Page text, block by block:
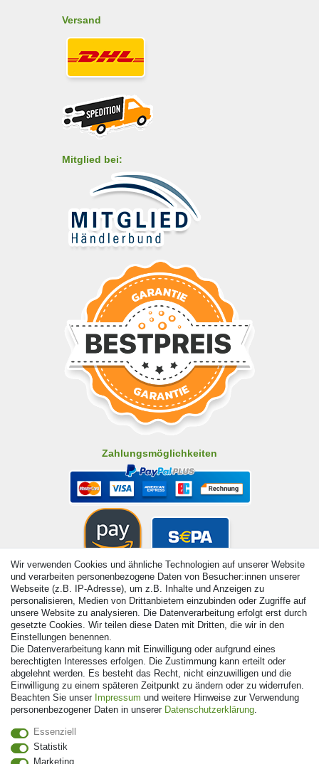
Versand
Mitglied bei:
Zahlungsmöglichkeiten
© Copyright 2026 | Alle Rechte vorbehalten. - Alle Rechte
vorbehalten. Preisangaben inkl. gesetzl. 19% MwSt. |
Grundpreise siehe Artikeldetail | *Gilt für Lieferungen nach
Wir verwenden Cookies und ähnliche Technologien auf unserer Website
und verarbeiten personenbezogene Daten von Besucher:innen unserer
Webseite (z.B. IP-Adresse), um z.B. Inhalte und Anzeigen zu
personalisieren, Medien von Drittanbietern einzubinden oder Zugriffe auf
unsere Website zu analysieren. Die Datenverarbeitung erfolgt erst durch
gesetzte Cookies. Wir teilen diese Daten mit Dritten, die wir in den
Einstellungen benennen.
Die Datenverarbeitung kann mit Einwilligung oder aufgrund eines
berechtigten Interesses erfolgen. Die Zustimmung kann erteilt oder
abgelehnt werden. Es besteht das Recht, nicht einzuwilligen und die
Einwilligung zu einem späteren Zeitpunkt zu ändern oder zu widerrufen.
Beachten Sie unser Impressum und weitere Hinweise zur Verwendung
personenbezogener Daten in unserer Daten­schutz­erklärung.
Essenziell
Statistik
Marketing